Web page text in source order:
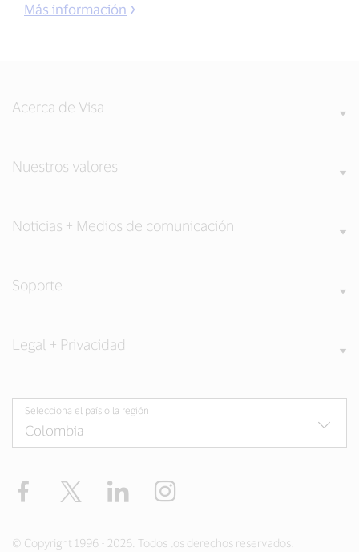
Más información
Acerca de Visa
Nuestros valores
Noticias + Medios de comunicación
Soporte
Legal + Privacidad
Selecciona el país o la región
Facebook Twitter LinkedIn
© Copyright 1996 - 2026. Todos los derechos reservados.